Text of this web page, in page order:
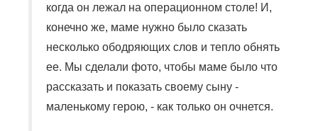
когда он лежал на операционном столе! И,
конечно же, маме нужно было сказать
несколько ободряющих слов и тепло обнять
ее. Мы сделали фото, чтобы маме было что
рассказать и показать своему сыну -
маленькому герою, - как только он очнется.